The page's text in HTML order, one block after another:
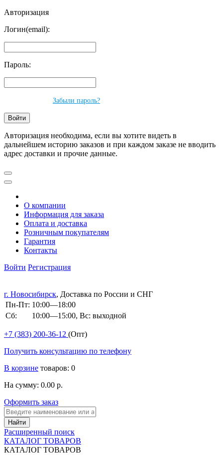
Авторизация
Логин(email):
Пароль:
Забыли пароль?
Авторизация необходима, если вы хотите видеть в
дальнейшем историю заказов и при каждом заказе не вводить
адрес доставки и прочие данные.
О компании
Информация для заказа
Оплата и доставка
Розничным покупателям
Гарантия
Контакты
Войти Регистрация
г. Новосибирск, Доставка по России и СНГ
Пн-Пт: 10:00—18:00
Сб:
10:00—15:00, Вс: выходной
+7 (383) 200-36-12 (Опт)
Получить консультацию по телефону
В корзине товаров: 0
На сумму: 0.00 р.
Оформить заказ
Расширенный поиск
КАТАЛОГ ТОВАРОВ
КАТАЛОГ ТОВАРОВ